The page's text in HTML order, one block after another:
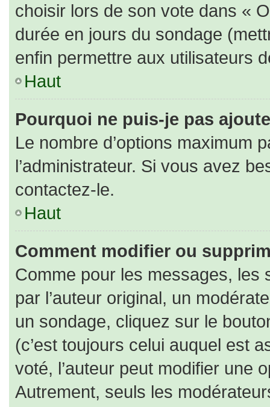
choisir lors de son vote dans «
durée en jours du sondage
enfin permettre aux utilisateurs
Haut
Pourquoi ne puis-je pas
Le nombre d’options maximum
l’administrateur. Si vous avez
contactez-le.
Haut
Comment modifier ou
Comme pour les messages, les
par l’auteur original, un
un sondage, cliquez sur le
(c’est toujours celui auquel est
voté, l’auteur peut modifier une
Autrement, seuls les